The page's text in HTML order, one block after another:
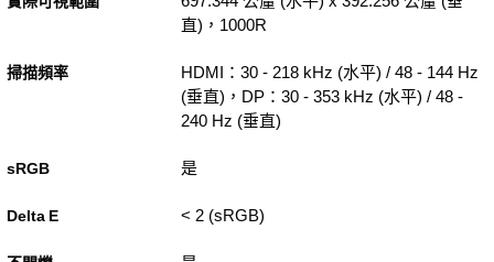
直)，1000R
掃描頻率
HDMI：30 - 218 kHz (水平) / 48 - 144 Hz
(垂直)，DP：30 - 353 kHz (水平) / 48 -
240 Hz (垂直)
sRGB 是
Delta E < 2 (sRGB)